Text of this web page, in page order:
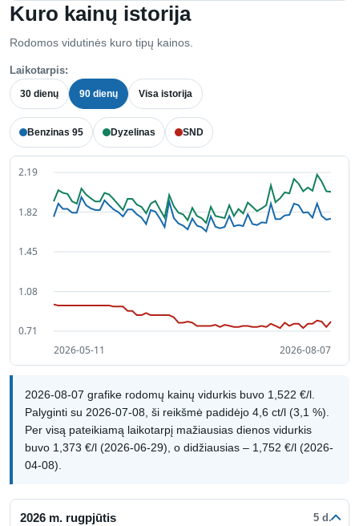
Kuro kainų istorija
Rodomos vidutinės kuro tipų kainos.
Laikotarpis:
30 dienų 90 dienų Visa istorija
Benzinas 95 Dyzelinas SND
2026-08-07 grafike rodomų kainų vidurkis buvo 1,522 €/l.
Palyginti su 2026-07-08, ši reikšmė padidėjo 4,6 ct/l (3,1 %).
Per visą pateikiamą laikotarpį mažiausias dienos vidurkis
buvo 1,373 €/l (2026-06-29), o didžiausias – 1,752 €/l (2026-
04-08).
2026 m. rugpjūtis 5 d.